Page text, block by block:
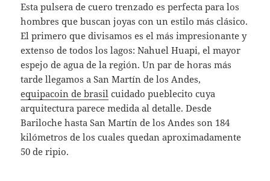
Esta pulsera de cuero trenzado es perfecta para los
hombres que buscan joyas con un estilo más clásico.
El primero que divisamos es el más impresionante y
extenso de todos los lagos: Nahuel Huapi, el mayor
espejo de agua de la región. Un par de horas más
tarde llegamos a San Martín de los Andes,
equipacoin de brasil cuidado pueblecito cuya
arquitectura parece medida al detalle. Desde
Bariloche hasta San Martín de los Andes son 184
kilómetros de los cuales quedan aproximadamente
50 de ripio.